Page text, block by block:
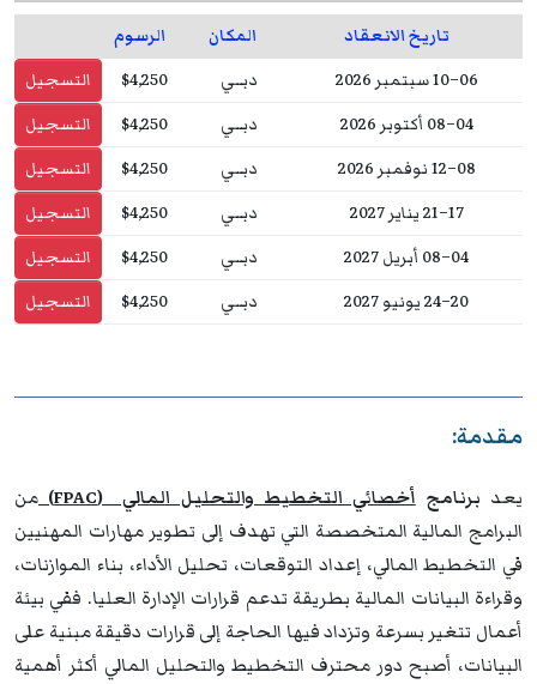
تاريخ الانعقاد المكان
الرسوم
06–10 سبتمبر 2026
دبــي $4,250
التسجيل
04–08 أكتوبر 2026
دبــي $4,250
التسجيل
08–12 نوفمبر 2026
دبــي $4,250
التسجيل
17–21 يناير 2027
دبــي $4,250
التسجيل
04–08 أبريل 2027
دبــي $4,250
التسجيل
20–24 يونيو 2027
دبــي $4,250 التسجيل
مقدمة:
يعد برنامجأخصائي التخطيط والتحليل المالي (FPAC)
من
البرامج المالية المتخصصة التي تهدف إلى تطوير مهارات المهنيين
في التخطيط المالي، إعداد التوقعات، تحليل الأداء، بناء الموازنات،
وقراءة البيانات المالية بطريقة تدعم قرارات الإدارة العليا. ففي بيئة
أعمال تتغير بسرعة وتزداد فيها الحاجة إلى قرارات دقيقة مبنية على
البيانات، أصبح دور محترف التخطيط والتحليل المالي أكثر أهمية